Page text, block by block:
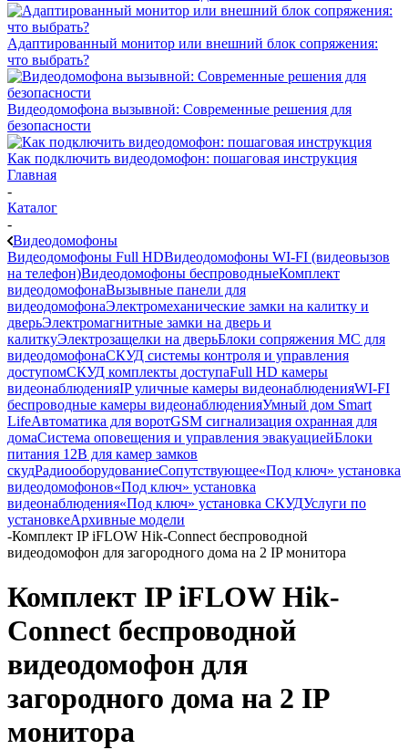
Адаптированный монитор или внешний блок сопряжения:
что выбрать?
Видеодомофона вызывной: Современные решения для
безопасности
Как подключить видеодомофон: пошаговая инструкция
Главная
-
Каталог
-
Видеодомофоны
Видеодомофоны Full HDВидеодомофоны WI-FI (видеовызов
на телефон)Видеодомофоны беспроводныеКомплект
видеодомофонаВызывные панели для
видеодомофонаЭлектромеханические замки на калитку и
дверьЭлектромагнитные замки на дверь и
калиткуЭлектрозащелки на дверьБлоки сопряжения МС для
видеодомофонаСКУД системы контроля и управления
доступомСКУД комплекты доступаFull HD камеры
видеонаблюденияIP уличные камеры видеонаблюденияWI-FI
беспроводные камеры видеонаблюденияУмный дом Smart
LifeАвтоматика для воротGSM сигнализация охранная для
домаCистема оповещения и управления эвакуациейБлоки
питания 12В для камер замков
скудРадиооборудованиеСопутствующее«Под ключ» установка
видеодомофонов«Под ключ» установка
видеонаблюдения«Под ключ» установка СКУДУслуги по
установкеАрхивные модели
-Комплект IP iFLOW Hik-Connect беспроводной
видеодомофон для загородного дома на 2 IP монитора
Комплект IP iFLOW Hik-
Connect беспроводной
видеодомофон для
загородного дома на 2 IP
монитора